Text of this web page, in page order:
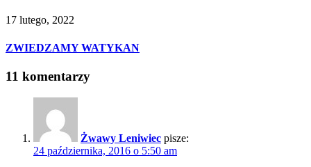
17 lutego, 2022
ZWIEDZAMY WATYKAN
11 komentarzy
Żwawy Leniwiec pisze:
24 października, 2016 o 5:50 am